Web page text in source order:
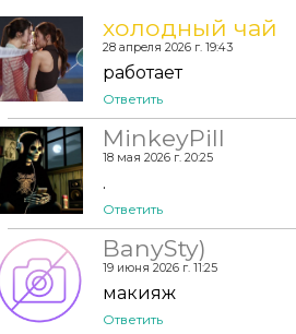
Румяна - GOLD Blush CC36
холодный чай
28 апреля 2026 г. 19:43
работает
Ответить
MinkeyPill
18 мая 2026 г. 20:25
.
Ответить
BanySty)
19 июня 2026 г. 11:25
макияж
Ответить